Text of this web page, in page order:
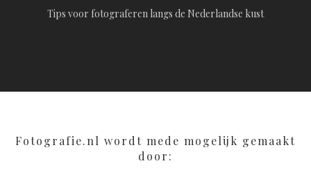
Tips voor fotograferen langs de Nederlandse kust
Fotografie.nl wordt mede mogelijk gemaakt
door: